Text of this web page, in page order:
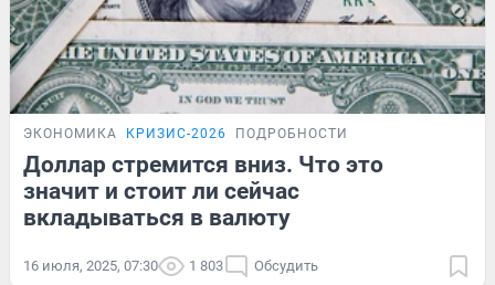
ЭКОНОМИКА КРИЗИС-2026 ПОДРОБНОСТИ
Доллар стремится вниз. Что это
значит и стоит ли сейчас
вкладываться в валюту
16 июля, 2025, 07:30 1 803 Обсудить